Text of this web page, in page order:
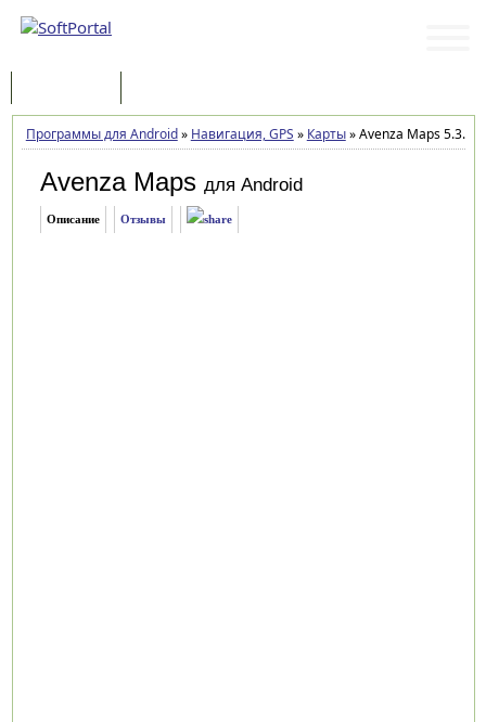
Программы для Android» Навигация, GPS » Карты»Avenza Maps 5.3.3
Avenza Maps для Android
Описание Отзывы